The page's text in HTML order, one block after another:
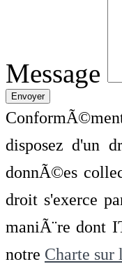
Message
disposez d'un
donnÃ©es
droit s'exerce
maniÃ¨re dont
notre Charte sur